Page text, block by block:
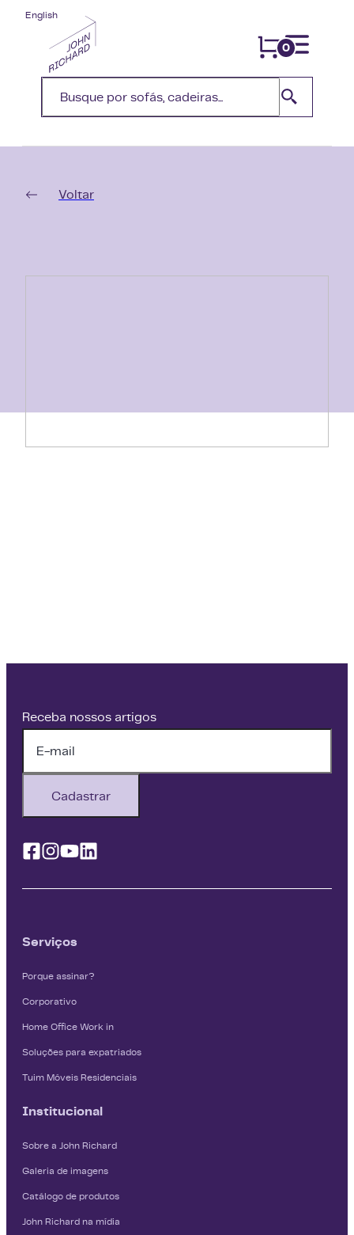
0
English
Voltar
Receba nossos artigos
Cadastrar
Facebook
Instagram
YoutubeLinkedin
Serviços
Porque assinar?
Corporativo
Home Office Work in
Soluções para expatriados
Tuim Móveis Residenciais
Institucional
Sobre a John Richard
Galeria de imagens
Catálogo de produtos
John Richard na mídia